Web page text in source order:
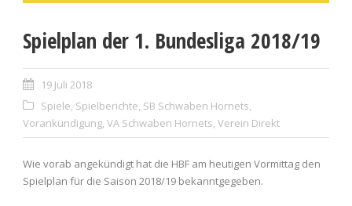
Spielplan der 1. Bundesliga 2018/19
19 Juli 2018
Spiele, Spielberichte, SB Schwaben Hornets,
Vorankündigung, VA Schwaben Hornets, Verein Direkt
Wie vorab angekündigt hat die HBF am heutigen Vormittag den
Spielplan für die Saison 2018/19 bekanntgegeben.